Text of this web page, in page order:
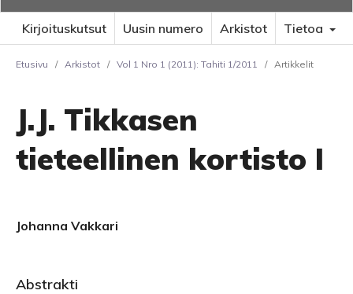
Kirjoituskutsut Uusin numero Arkistot Tietoa
Etusivu / Arkistot / Vol 1 Nro 1 (2011): Tahiti 1/2011 / Artikkelit
J.J. Tikkasen
tieteellinen kortisto I
Johanna Vakkari
Abstrakti